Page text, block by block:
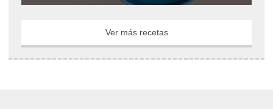
Ver más recetas